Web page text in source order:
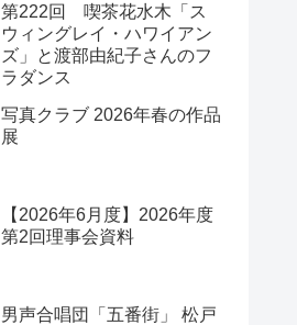
第222回 喫茶花水木「ス
ウィングレイ・ハワイアン
ズ」と渡部由紀子さんのフ
ラダンス
写真クラブ 2026年春の作品
展
【2026年6月度】2026年度
第2回理事会資料
男声合唱団「五番街」 松戸